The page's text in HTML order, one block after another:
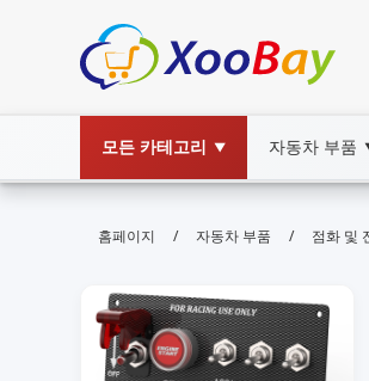
모든 카테고리 ▼ 자동차 부품
점화 및 전기 |
점화 및 전기 시스템에 대한 SEO 최
홈페이지 / 자동차 부품 / 점화 및